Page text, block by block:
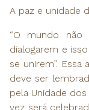
A paz e unidade
“O mundo não
dialogarem e
se unirem”.
deve ser
pela Unidade
vez será